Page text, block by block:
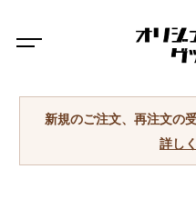
新規のご注文、再注文の
詳し